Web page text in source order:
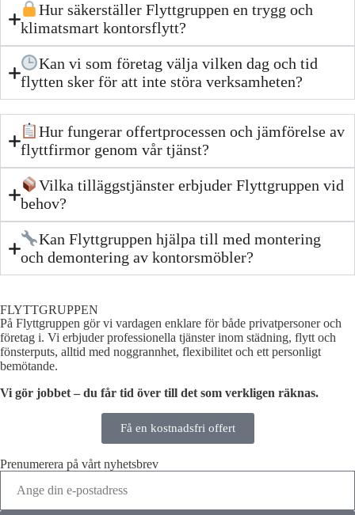
Hur säkerställer Flyttgruppen en trygg och
klimatsmart kontorsflytt?
Kan vi som företag välja vilken dag och tid
flytten sker för att inte störa verksamheten?
Hur fungerar offertprocessen och jämförelse av
flyttfirmor genom vår tjänst?
Vilka tilläggstjänster erbjuder Flyttgruppen vid
behov?
Kan Flyttgruppen hjälpa till med montering
och demontering av kontorsmöbler?
FLYTTGRUPPEN
På Flyttgruppen gör vi vardagen enklare för både privatpersoner och
företag i. Vi erbjuder professionella tjänster inom städning, flytt och
fönsterputs, alltid med noggrannhet, flexibilitet och ett personligt
bemötande.
Vi gör jobbet – du får tid över till det som verkligen räknas.
Få en kostnadsfri offert
Prenumerera på vårt nyhetsbrev